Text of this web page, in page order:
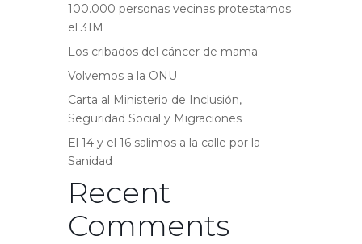
100.000 personas vecinas protestamos
el 31M
Los cribados del cáncer de mama
Volvemos a la ONU
Carta al Ministerio de Inclusión,
Seguridad Social y Migraciones
El 14 y el 16 salimos a la calle por la
Sanidad
Recent
Comments